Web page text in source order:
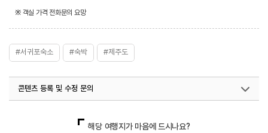
※ 객실 가격 전화문의 요망
#서귀포숙소 #숙박 #제주도
콘텐츠 등록 및 수정 문의
해당 여행지가 마음에 드시나요?